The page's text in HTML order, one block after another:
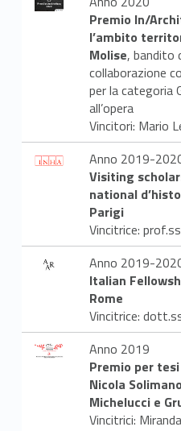
Premio In/
l’ambito
Molise, bandito
collaborazione
per la categoria
all’opera
Vincitori: Mario
Anno 2019-
Visiting
national
Parigi
Vincitrice:
Anno 2019-
Italian
Rome
Vincitrice:
Anno 2019
Premio per
Nicola
Michelucci e
Vincitrici: